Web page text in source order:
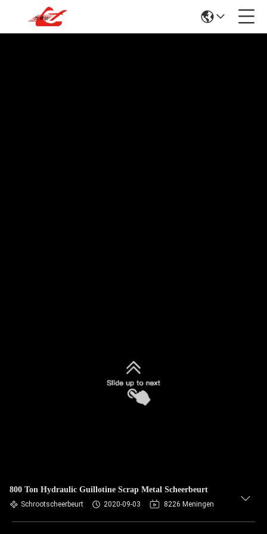
800 Ton Hydraulic Guillotine Scrap Metal Scheerbeurt
Schrootscheerbeurt 2020-09-03 8226 Meningen